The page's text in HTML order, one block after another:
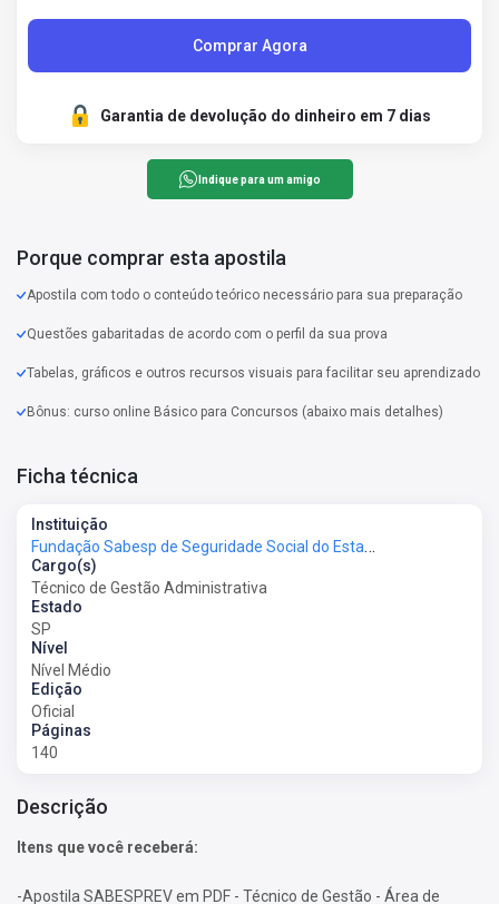
Comprar Agora
Garantia de devolução do dinheiro em 7 dias
Indique para um amigo
Porque comprar esta apostila
Apostila com todo o conteúdo teórico necessário para sua preparação
Questões gabaritadas de acordo com o perfil da sua prova
Tabelas, gráficos e outros recursos visuais para facilitar seu aprendizado
Bônus: curso online Básico para Concursos (abaixo mais detalhes)
Ficha técnica
Instituição
Fundação Sabesp de Seguridade Social do Estado de São Paulo - SABESPREV
Cargo(s)
Técnico de Gestão Administrativa
Estado
SP
Nível
Nível Médio
Edição
Oficial
Páginas
140
Descrição
Itens que você receberá:
-Apostila SABESPREV em PDF - Técnico de Gestão - Área de